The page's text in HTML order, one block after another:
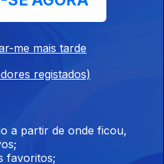
me mais tarde
registados)
a partir de onde ficou,
favoritos;